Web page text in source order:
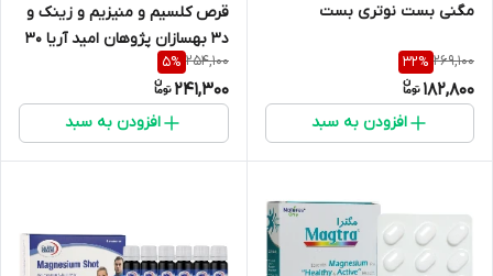
مگنی بست نوتری بست
269,100
32%
182,800
افزودن به سبد
قرص کلسیم و منیزیم و زینک و
د3 بهسازان پژوهان امید آریا 30
عدد
254,100
5%
241,300
افزودن به سبد